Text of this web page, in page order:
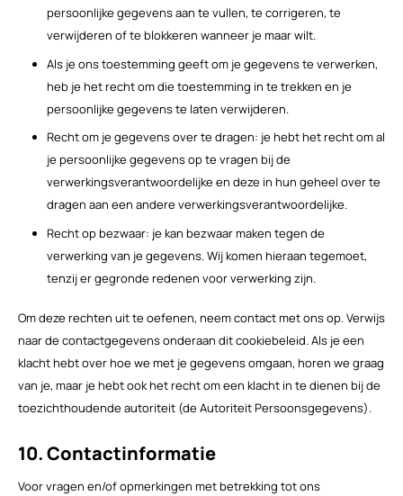
persoonlijke gegevens aan te vullen, te corrigeren, te
verwijderen of te blokkeren wanneer je maar wilt.
Als je ons toestemming geeft om je gegevens te verwerken,
heb je het recht om die toestemming in te trekken en je
persoonlijke gegevens te laten verwijderen.
Recht om je gegevens over te dragen: je hebt het recht om al
je persoonlijke gegevens op te vragen bij de
verwerkingsverantwoordelijke en deze in hun geheel over te
dragen aan een andere verwerkingsverantwoordelijke.
Recht op bezwaar: je kan bezwaar maken tegen de
verwerking van je gegevens. Wij komen hieraan tegemoet,
tenzij er gegronde redenen voor verwerking zijn.
Om deze rechten uit te oefenen, neem contact met ons op. Verwijs
naar de contactgegevens onderaan dit cookiebeleid. Als je een
klacht hebt over hoe we met je gegevens omgaan, horen we graag
van je, maar je hebt ook het recht om een klacht in te dienen bij de
toezichthoudende autoriteit (de Autoriteit Persoonsgegevens).
10. Contactinformatie
Voor vragen en/of opmerkingen met betrekking tot ons